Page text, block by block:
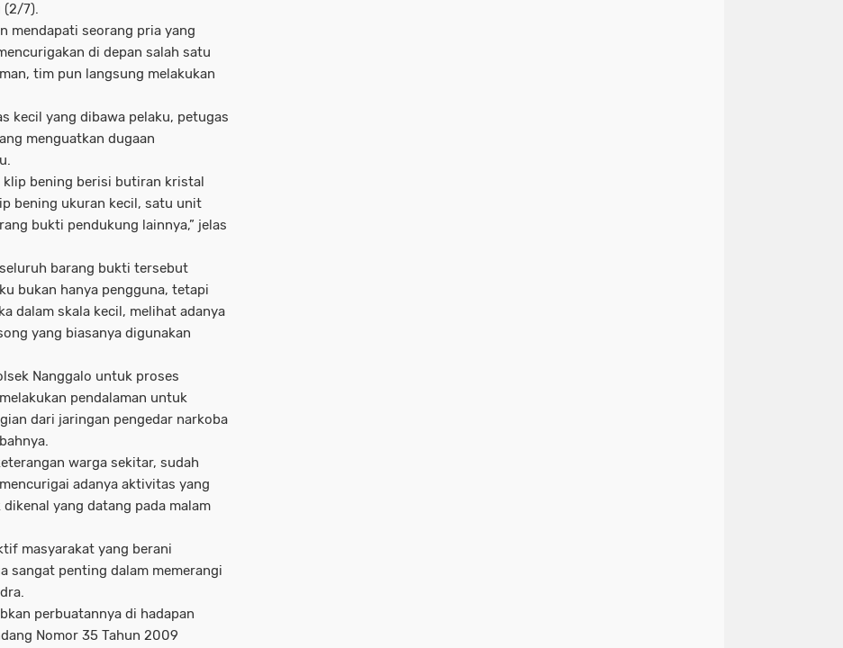
(2/7).
mendapati seorang pria yang
di depan salah satu
tim pun langsung melakukan
kecil yang dibawa pelaku, petugas
menguatkan dugaan
klip bening berisi butiran kristal
bening ukuran kecil, satu unit
bukti pendukung lainnya,” jelas
barang bukti tersebut
bukan hanya pengguna, tetapi
dalam skala kecil, melihat adanya
yang biasanya digunakan
Nanggalo untuk proses
pendalaman untuk
dari jaringan pengedar narkoba
warga sekitar, sudah
adanya aktivitas yang
yang datang pada malam
masyarakat yang berani
sangat penting dalam memerangi
perbuatannya di hadapan
Nomor 35 Tahun 2009